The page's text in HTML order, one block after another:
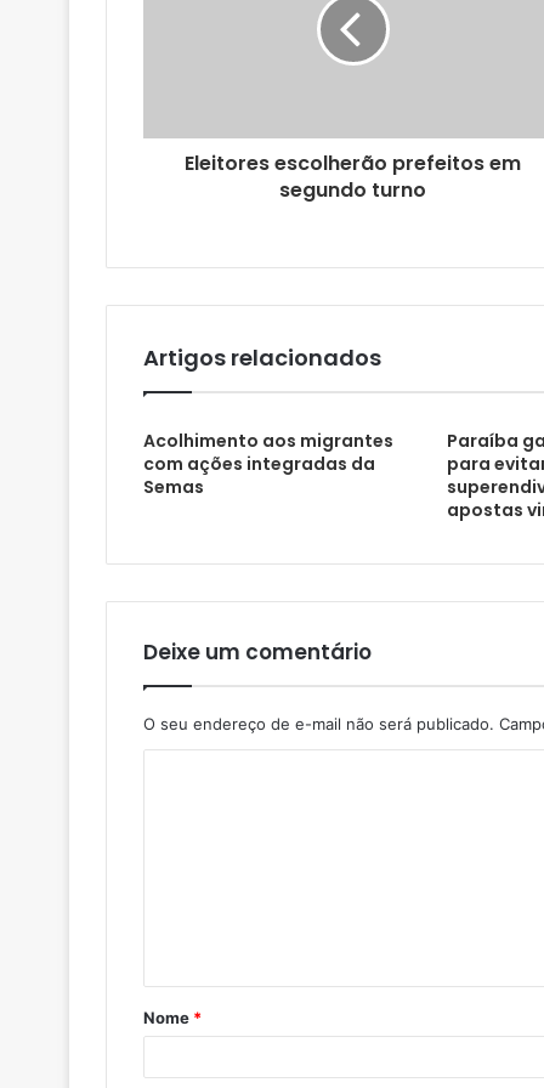
o
a
Eleitores escolherão prefeitos em
segundo turno
Artigos relacionados
Acolhimento aos migrantes
com ações integradas da
Semas
Paraíba
para
apostas
Deixe um comentário
O seu endereço de e-mail não será publicado.
Nome *